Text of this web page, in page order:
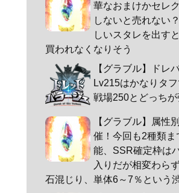
華なおまけかセレ
しないと売れない
しいスタレを出す
買われなくなりそう
【グラブル】ドレ
Lv215はかなりタ
戦場250とどっち
【グラブル】属性
催！今回も2種類ま
能、SSR確定枠は
入りだが相変わら
石混じり、単体6～7％という